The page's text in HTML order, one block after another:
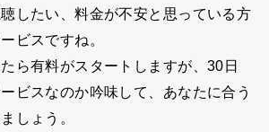
したい、料金が不安と思っている方
ビスですね。
ら有料がスタートしますが、30日
ビスなのか吟味して、あなたに合う
しょう。